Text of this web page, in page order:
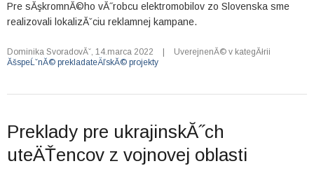
Pre sĂşkromnĂ©ho vĂ˝robcu elektromobilov zo Slovenska sme
realizovali lokalizĂˇciu reklamnej kampane.
Dominika SvoradovĂˇ, 14.marca 2022
UverejnenĂ© v kategĂłrii
ĂšspeĹˇnĂ© prekladateÄľskĂ© projekty
Preklady pre ukrajinskĂ˝ch
uteÄŤencov z vojnovej oblasti